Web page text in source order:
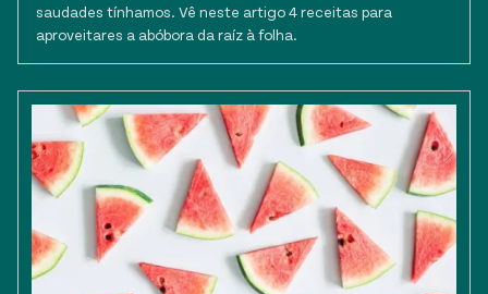
saudades tínhamos. Vê neste artigo 4 receitas para
aproveitares a abóbora da raíz à folha.